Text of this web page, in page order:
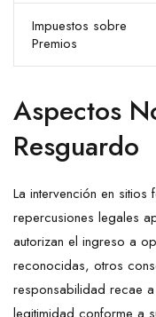
Impuestos sobre
Premios
Aspectos
Resguardo
La intervención en
repercusiones legales
autorizan el ingreso a
reconocidas, otros
responsabilidad recae